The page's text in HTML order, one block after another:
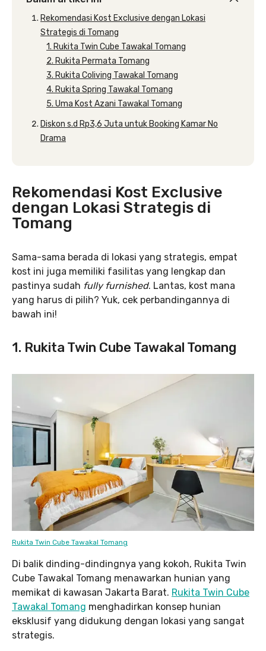
Rekomendasi Kost Exclusive dengan Lokasi
Strategis di Tomang
1. Rukita Twin Cube Tawakal Tomang
2. Rukita Permata Tomang
3. Rukita Coliving Tawakal Tomang
4. Rukita Spring Tawakal Tomang
5. Uma Kost Azani Tawakal Tomang
Diskon s.d Rp3,6 Juta untuk Booking Kamar No
Drama
Rekomendasi Kost Exclusive
dengan Lokasi Strategis di
Tomang
Sama-sama berada di lokasi yang strategis, empat
kost ini juga memiliki fasilitas yang lengkap dan
pastinya sudah fully furnished. Lantas, kost mana
yang harus di pilih? Yuk, cek perbandingannya di
bawah ini!
1. Rukita Twin Cube Tawakal Tomang
Rukita Twin Cube Tawakal Tomang
Di balik dinding-dindingnya yang kokoh, Rukita Twin
Cube Tawakal Tomang menawarkan hunian yang
memikat di kawasan Jakarta Barat. Rukita Twin Cube
Tawakal Tomang menghadirkan konsep hunian
eksklusif yang didukung dengan lokasi yang sangat
strategis.